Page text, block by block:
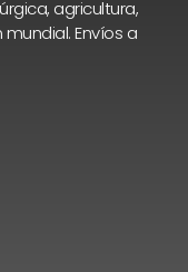
agricultura,
Envíos a